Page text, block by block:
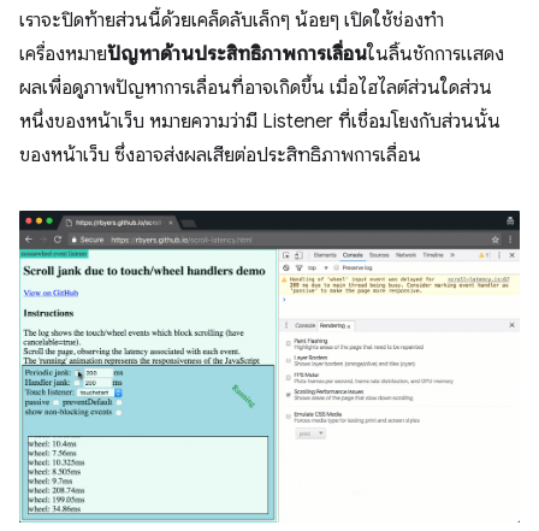
เราจะปิดท้ายส่วนนี้ด้วยเคล็ดลับเล็กๆ น้อยๆ เปิดใช้ช่องทำ
เครื่องหมายปัญหาด้านประสิทธิภาพการเลื่อนในลิ้นชักการแสดง
ผลเพื่อดูภาพปัญหาการเลื่อนที่อาจเกิดขึ้น เมื่อไฮไลต์ส่วนใดส่วน
หนึ่งของหน้าเว็บ หมายความว่ามี Listener ที่เชื่อมโยงกับส่วนนั้น
ของหน้าเว็บ ซึ่งอาจส่งผลเสียต่อประสิทธิภาพการเลื่อน